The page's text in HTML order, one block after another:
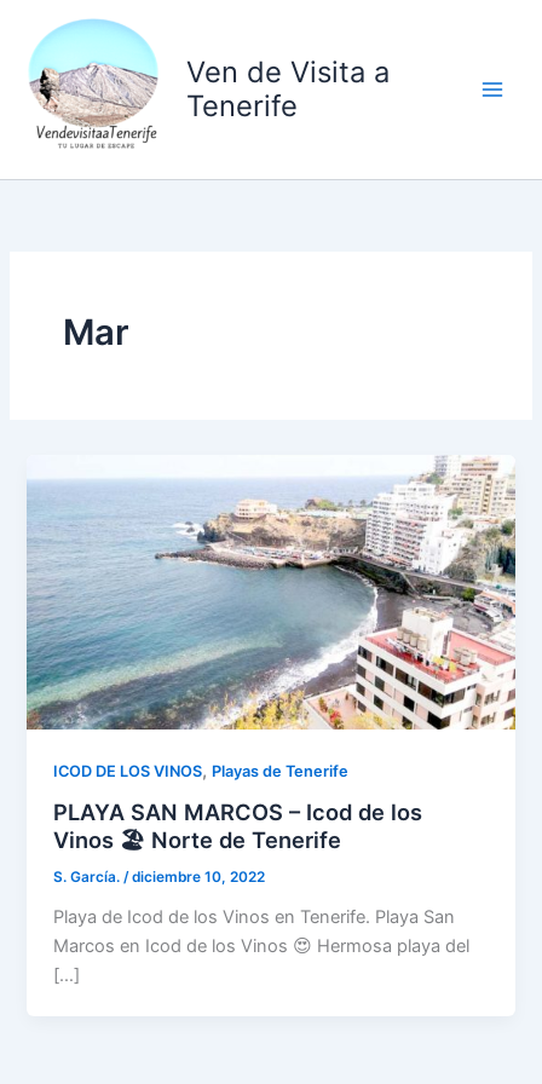
contenido
Ven de Visita a
Tenerife
Mar
ICOD DE LOS VINOS, Playas de Tenerife
PLAYA SAN MARCOS – Icod de los
Vinos 🏖️ Norte de Tenerife
S. García./diciembre 10, 2022
Playa de Icod de los Vinos en Tenerife. Playa San
Marcos en Icod de los Vinos 😍 Hermosa playa del
[…]